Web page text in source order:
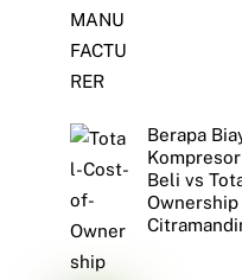
Berapa
Beli vs
Ownership